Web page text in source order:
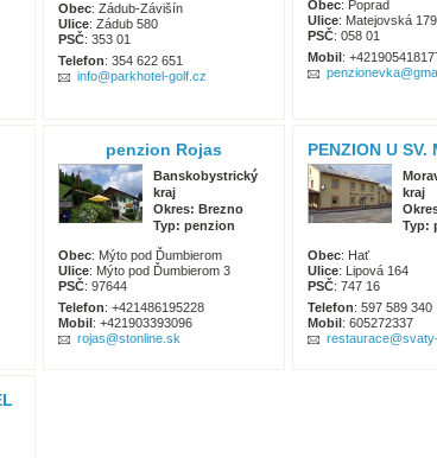
Obec: Zádub-Závišín
Ulice: Zádub 580
PSČ: 353 01
Telefon: 354 622 651
info@parkhotel-golf.cz
Obec: Poprad
Ulice: Matejovská
PSČ: 058 01
Mobil:
penzion Rojas
Banskobystrický
kraj
Okres: Brezno
Typ: penzion
Obec: Mýto pod Ďumbierom
Ulice: Mýto pod Ďumbierom 3
PSČ: 97644
Telefon: +421486195228
Mobil: +421903393096
rojas@stonline.sk
PENZION U SV.
kraj
Typ:
Obec: Hať
Ulice: Lipová 164
PSČ: 747 16
Telefon: 597 589 340
Mobil: 605272337